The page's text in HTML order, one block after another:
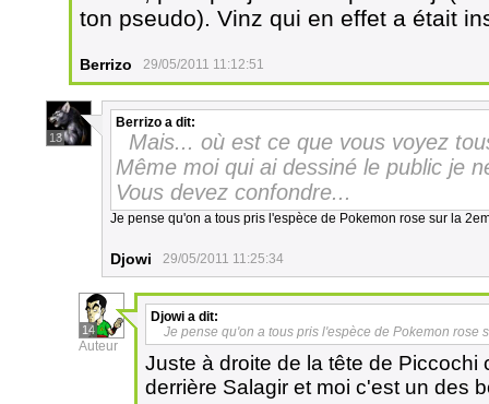
ton pseudo). Vinz qui en effet a était
Berrizo 29/05/2011 11:12:51
13
Berrizo a dit:
Mais... où est ce que vous voyez
Même moi qui ai dessiné le public je
Vous devez confondre...
Je pense qu'on a tous pris l'espèce de Pokemon rose sur la
Djowi 29/05/2011 11:25:34
14
Auteur
Djowi a dit:
Je pense qu'on a tous pris l'espèce de Pokemon rose
Juste à droite de la tête de
derrière Salagir et moi c'est un des